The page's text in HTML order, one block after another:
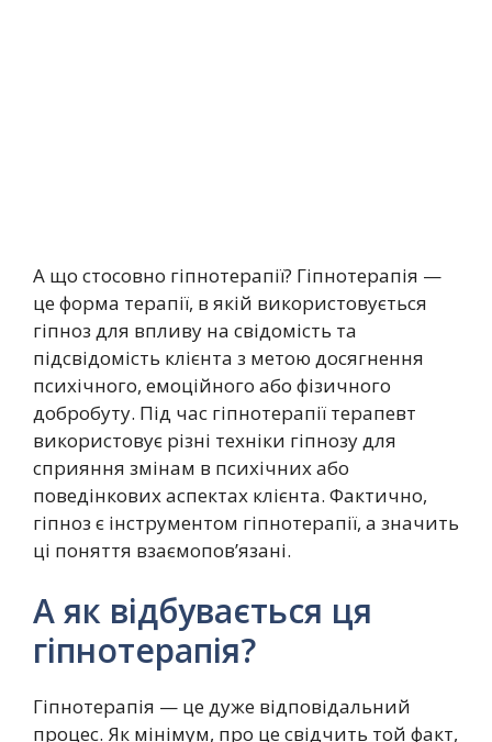
А що стосовно гіпнотерапії? Гіпнотерапія —
це форма терапії, в якій використовується
гіпноз для впливу на свідомість та
підсвідомість клієнта з метою досягнення
психічного, емоційного або фізичного
добробуту. Під час гіпнотерапії терапевт
використовує різні техніки гіпнозу для
сприяння змінам в психічних або
поведінкових аспектах клієнта. Фактично,
гіпноз є інструментом гіпнотерапії, а значить
ці поняття взаємопов’язані.
А як відбувається ця
гіпнотерапія?
Гіпнотерапія — це дуже відповідальний
процес. Як мінімум, про це свідчить той факт,